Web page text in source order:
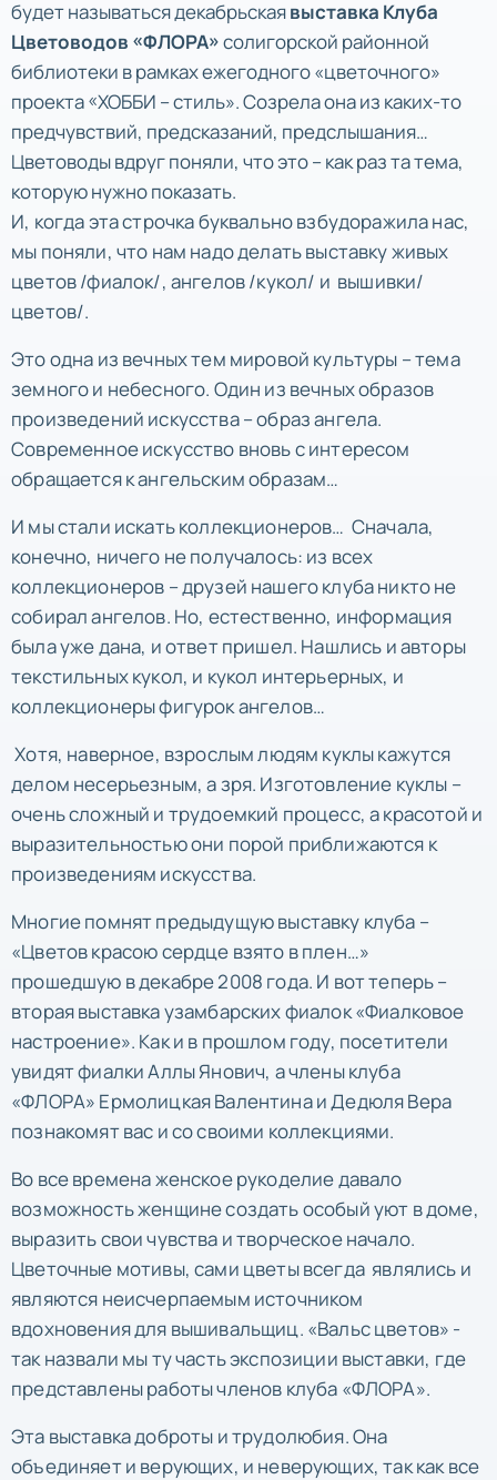
будет называться декабрьскаявыставка Клуба
Цветоводов «ФЛОРА»солигорской районной
библиотеки в рамках ежегодного «цветочного»
проекта «ХОББИ – стиль». Созрела она из каких-то
предчувствий, предсказаний, предслышания…
Цветоводы вдруг поняли, что это – как раз та тема,
которую нужно показать.
И, когда эта строчка буквально взбудоражила нас,
мы поняли, что нам надо делать выставку живых
цветов /фиалок/, ангелов /кукол/ и вышивки/
цветов/.
Это одна из вечных тем мировой культуры – тема
земного и небесного. Один из вечных образов
произведений искусства – образ ангела.
Современное искусство вновь с интересом
обращается к ангельским образам…
И мы стали искать коллекционеров… Сначала,
конечно, ничего не получалось: из всех
коллекционеров – друзей нашего клуба никто не
собирал ангелов. Но, естественно, информация
была уже дана, и ответ пришел. Нашлись и авторы
текстильных кукол, и кукол интерьерных, и
коллекционеры фигурок ангелов…
Хотя, наверное, взрослым людям куклы кажутся
делом несерьезным, а зря. Изготовление куклы –
очень сложный и трудоемкий процесс, а красотой и
выразительностью они порой приближаются к
произведениям искусства.
Многие помнят предыдущую выставку клуба –
«Цветов красою сердце взято в плен…»
прошедшую в декабре 2008 года. И вот теперь –
вторая выставка узамбарских фиалок «Фиалковое
настроение». Как и в прошлом году, посетители
увидят фиалки Аллы Янович, а члены клуба
«ФЛОРА» Ермолицкая Валентина и Дедюля Вера
познакомят вас и со своими коллекциями.
Во все времена женское рукоделие давало
возможность женщине создать особый уют в доме,
выразить свои чувства и творческое начало.
Цветочные мотивы, сами цветы всегда являлись и
являются неисчерпаемым источником
вдохновения для вышивальщиц. «Вальс цветов» -
так назвали мы ту часть экспозиции выставки, где
представлены работы членов клуба «ФЛОРА».
Эта выставка доброты и трудолюбия. Она
объединяет и верующих, и неверующих, так как все